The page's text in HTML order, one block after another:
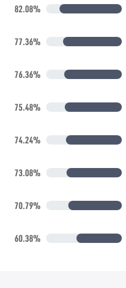
82.08%
77.36%
76.36%
75.48%
74.24%
73.08%
70.79%
60.38%